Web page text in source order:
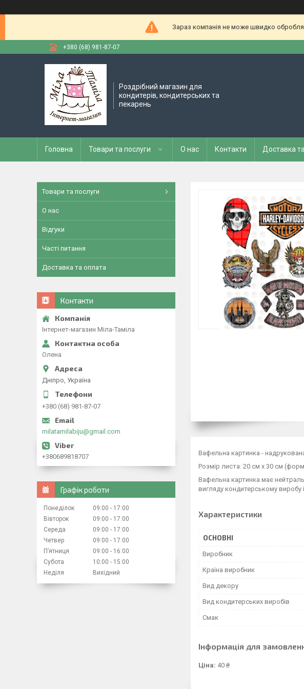
Зараз компанія не може швидко
+380 (68) 981-87-07
Роздрібний магазин для
кондитерів, кондитерських та
пекарень
Головна Товари та послуги О нас Контакти Доставка
Вафельна картинка -
Розмір листа: 20 см х 30 см
Вафельна картинка має
вигляду кондитерському виробу
Характеристики
ОСНОВНІ
Виробник
Країна виробник
Вид декору
Вид кондитерських виробів
Смак
Інформація для
Ціна: 40 ₴
Товари та послуги
О нас
Відгуки
Часті питання
Доставка та оплата
Контакти
Інтернет-магазин Міла-Таміла
Олена
Дніпро, Україна
+380 (68) 981-87-07
milatamilabiju@gmail.com
+380689818707
Графік роботи
Понеділок 09:00
17:00
Вівторок
09:00
17:00
Середа
09:00
17:00
Четвер
09:00
17:00
Пʼятниця
09:00
16:00
Субота
10:00
15:00
Неділя
Вихідний